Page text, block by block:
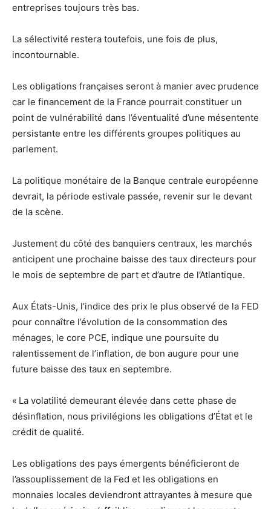
entreprises toujours très bas.
La sélectivité restera toutefois, une fois de plus,
incontournable.
Les obligations françaises seront à manier avec prudence
car le financement de la France pourrait constituer un
point de vulnérabilité dans l’éventualité d’une mésentente
persistante entre les différents groupes politiques au
parlement.
La politique monétaire de la Banque centrale européenne
devrait, la période estivale passée, revenir sur le devant
de la scène.
Justement du côté des banquiers centraux, les marchés
anticipent une prochaine baisse des taux directeurs pour
le mois de septembre de part et d’autre de l’Atlantique.
Aux États-Unis, l’indice des prix le plus observé de la FED
pour connaître l’évolution de la consommation des
ménages, le core PCE, indique une poursuite du
ralentissement de l’inflation, de bon augure pour une
future baisse des taux en septembre.
« La volatilité demeurant élevée dans cette phase de
désinflation, nous privilégions les obligations d’État et le
crédit de qualité.
Les obligations des pays émergents bénéficieront de
l’assouplissement de la Fed et les obligations en
monnaies locales deviendront attrayantes à mesure que